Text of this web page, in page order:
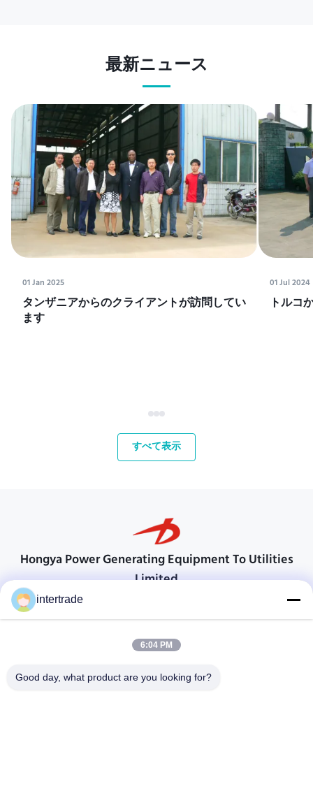
最新ニュース
01 Jan 2025
タンザニアからのクライアントが訪問してい
ます
01 Jul 2024
トルコ
すべて表示
Hongya Power Generating Equipment To Utilities
Limited
顧客の要求に応えるためのソリューション
Anxiの村、Yupingの町、Hongya郡、中国
86-28-37561966-8:00
intertrade
6:04 PM
Good day, what product are you looking for?